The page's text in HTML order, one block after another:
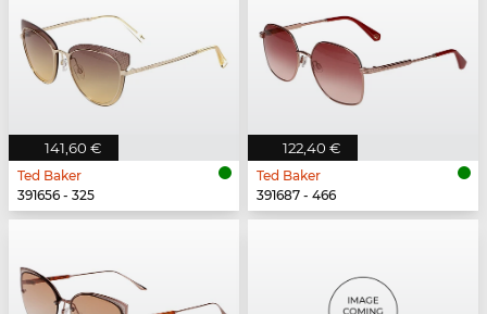
141,60 €
Ted Baker
391656 - 325
122,40 €
Ted Baker
391687 - 466